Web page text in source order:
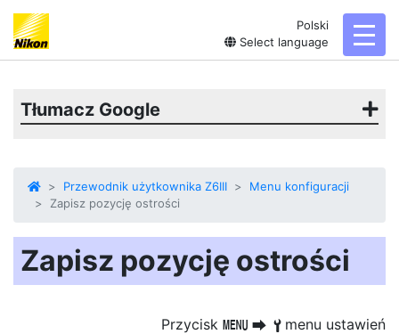
Polski
Select language
Tłumacz Google
Przewodnik użytkownika Z6III
Menu konfiguracji
Zapisz pozycję ostrości
Zapisz pozycję ostrości
Przycisk G U B menu ustawień